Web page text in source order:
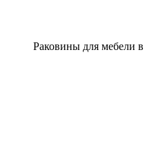
Раковины для мебели